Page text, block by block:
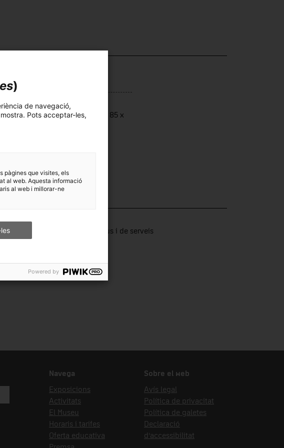
segle XX
Dimensions: 92 x 85 x
Sectors productius i de serveis
Navega
Exposicions
Activitats
El Museu
Horaris i tarifes
Oferta educativa
Sobre el web
Avís legal
Política de privacitat
Política de galetes
Declaració
d’accessibilitat
)
de navegació,
Pots acceptar-les,
pàgines que visites, els
al web. Aquesta informació
al web i millorar-ne
Powered by